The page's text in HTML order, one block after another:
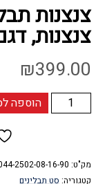
צנצנות,
₪399.00
כמות
של
זכוכית,
הוספה
מק"ט: 2502-08-16-90
קטגוריה: סט תבלינים